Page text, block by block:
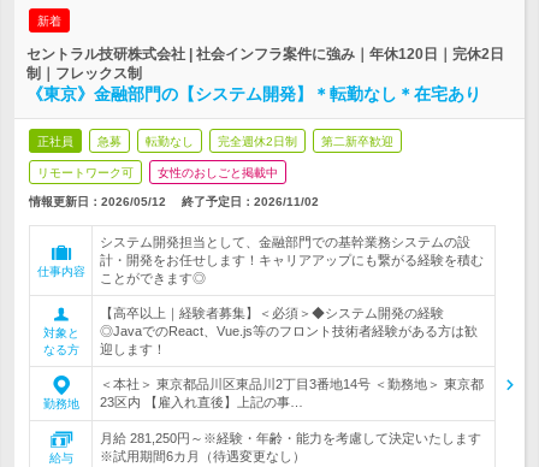
新着
セントラル技研株式会社 | 社会インフラ案件に強み｜年休120日｜完休2日
制｜フレックス制
《東京》金融部門の【システム開発】＊転勤なし＊在宅あり
正社員 急募 転勤なし 完全週休2日制 第二新卒歓迎
リモートワーク可 女性のおしごと掲載中
情報更新日：2026/05/12 終了予定日： 2026/11/02
仕事内容
システム開発担当として、金融部門での基幹業務システムの設
計・開発をお任せします！キャリアアップにも繋がる経験を積む
ことができます◎
対象と
なる方
【高卒以上｜経験者募集】＜必須＞◆システム開発の経験
◎JavaでのReact、Vue.js等のフロント技術者経験がある方は歓
迎します！
勤務地
＜本社＞ 東京都品川区東品川2丁目3番地14号 ＜勤務地＞ 東京都
23区内 【雇入れ直後】上記の事…
給与
月給 281,250円～※経験・年齢・能力を考慮して決定いたします
※試用期間6カ月（待遇変更なし）